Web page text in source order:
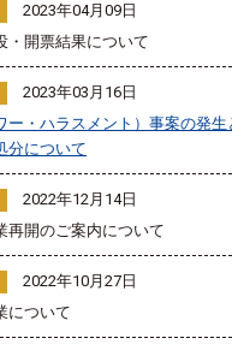
2023年04月09日
開票結果について
2023年03月16日
ー・ハラスメント）事案の発
分について
2022年12月14日
再開のご案内について
2022年10月27日
について